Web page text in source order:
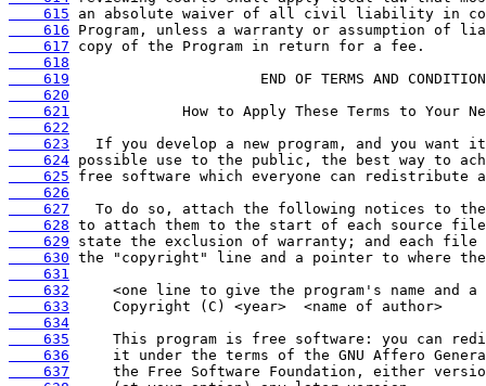
    615
    616
    617
    618
    619
    620
    621
    622
    623
    624
    625
    626
    627
    628
    629
    630
    631
    632
    633
    634
    635
    636
    637